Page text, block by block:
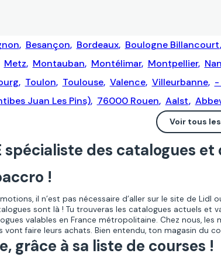
, Besançon, Bordeaux, Boulogne Billancourt,
Metz, Montauban, Montélimar, Montpellier,
, Toulon, Toulouse, Valence, Villeurbanne, -
Juan Les Pins), 76000 Rouen, Aalst,
Voir tous
spécialiste des catalogues
!
il n’est pas nécessaire d’aller sur le site de
sont là ! Tu trouveras les catalogues actuels et
valables en France métropolitaine. Chez nous, les
faire leurs achats. Bien entendu, ton magasin du
grâce à sa liste de courses !